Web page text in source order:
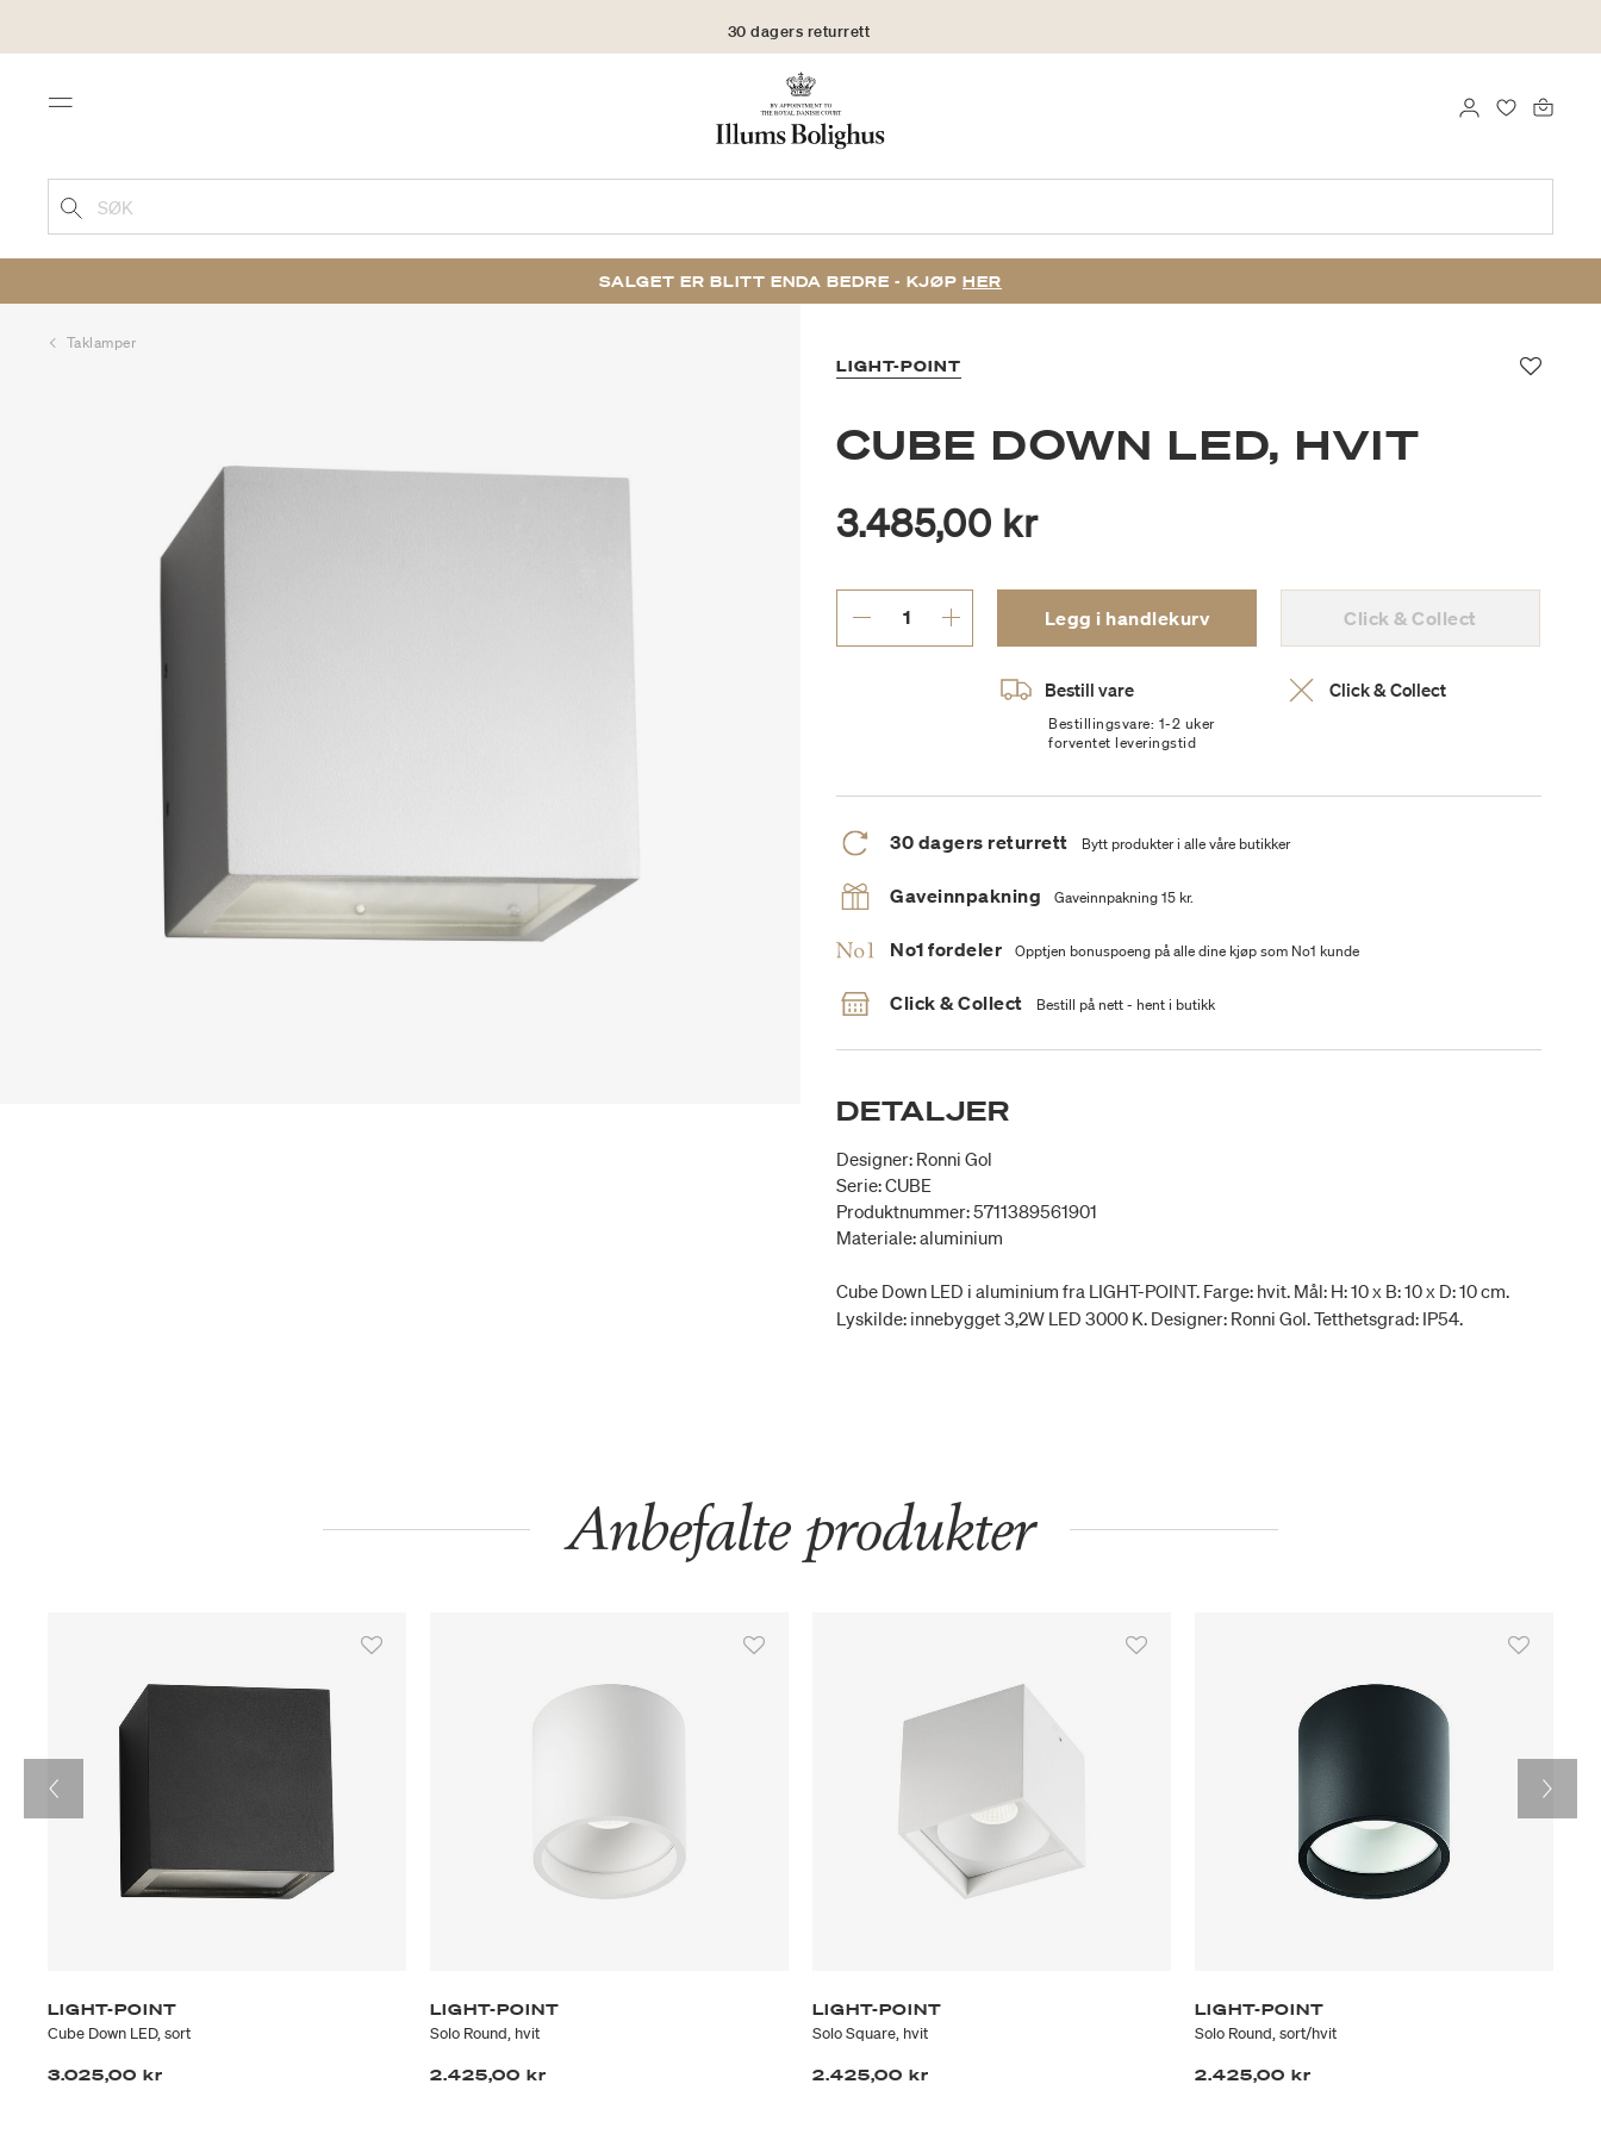
30 dagers returrett
Menu LOGG INN
SØK
SALGET ER BLITT ENDA BEDRE - KJØP HER
Taklamper
LIGHT-POINT
CUBE DOWN LED, HVIT
3.485,00 kr
Legg i handlekurv Click & Collect
Bestill vare
Bestillingsvare: 1-2 uker
forventet leveringstid
Click & Collect
30 dagers returrett Bytt produkter i alle våre butikker
Gaveinnpakning Gaveinnpakning 15 kr.
No1 fordeler Opptjen bonuspoeng på alle dine kjøp som No1 kunde
Click & Collect Bestill på nett - hent i butikk
DETALJER
Designer: Ronni Gol
Serie: CUBE
Produktnummer: 5711389561901
Materiale: aluminium
Cube Down LED i aluminium fra LIGHT-POINT. Farge: hvit. Mål: H: 10 x B: 10 x D: 10 cm.
Lyskilde: innebygget 3,2W LED 3000 K. Designer: Ronni Gol. Tetthetsgrad: IP54.
Anbefalte produkter
LIGHT-POINT
Cube Down LED, sort
3.025,00 kr
LIGHT-POINT
Solo Round, hvit
2.425,00 kr
LIGHT-POINT
Solo Square, hvit
2.425,00 kr
LIGHT-POINT
Solo Round, sort/hvit
2.425,00 kr